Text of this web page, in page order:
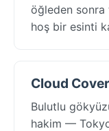
öğleden
hoş bir esinti
Cloud
Bulutlu
hakim —